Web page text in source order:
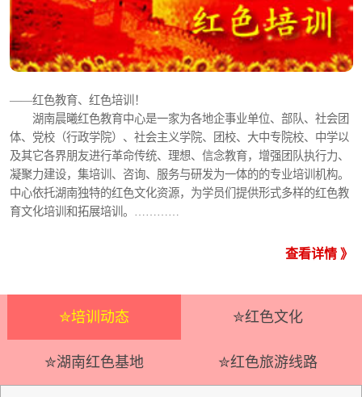
——红色教育、红色培训！
湖南晨曦红色教育中心是一家为各地企事业单位、部队、社会团
体、党校（行政学院）、社会主义学院、团校、大中专院校、中学以
及其它各界朋友进行革命传统、理想、信念教育，增强团队执行力、
凝聚力建设，集培训、咨询、服务与研发为一体的的专业培训机构。
中心依托湖南独特的红色文化资源，为学员们提供形式多样的红色教
育文化培训和拓展培训。…………
查看详情 》
✮培训动态 ✮红色文化
✮湖南红色基地 ✮红色旅游线路